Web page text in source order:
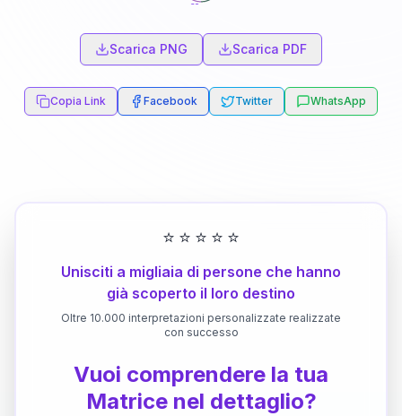
60
Scarica PNG Scarica PDF
Copia Link Facebook Twitter WhatsApp
⭐ ⭐ ⭐ ⭐ ⭐
Unisciti a migliaia di persone che hanno
già scoperto il loro destino
Oltre 10.000 interpretazioni personalizzate realizzate
con successo
Vuoi comprendere la tua
Matrice nel dettaglio?